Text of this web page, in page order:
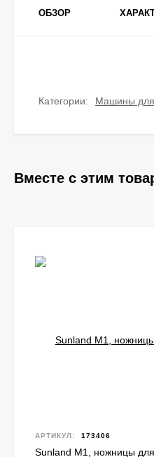
ОБЗОР
Категории: Машины
Вместе с этим
АРТИКУЛ: 173406
Sunland M1, ножницы